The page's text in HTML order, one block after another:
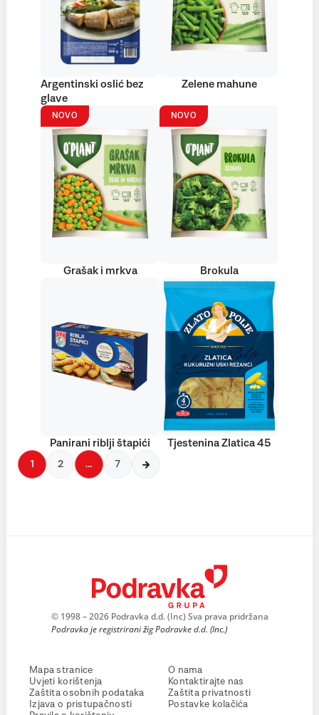
Argentinski oslić bez
glave
Zelene mahune
NOVO
Grašak i mrkva
NOVO
Brokula
Panirani riblji štapići Tjestenina Zlatica 45
1 2 … 7
© 1998 – 2026 Podravka d.d. (Inc) Sva prava pridržana
Podravka je registrirani žig Podravke d.d. (Inc.)
Mapa stranice
Uvjeti korištenja
Zaštita osobnih podataka
Izjava o pristupačnosti
O nama
Kontaktirajte nas
Zaštita privatnosti
Postavke kolačića